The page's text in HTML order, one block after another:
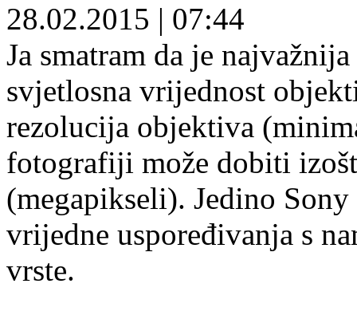
28.02.2015 | 07:44
Ja smatram da je
svjetlosna vrijednost
rezolucija objektiva
fotografiji može dobiti
(megapikseli). Jedino
vrijedne uspoređivanja s
vrste.